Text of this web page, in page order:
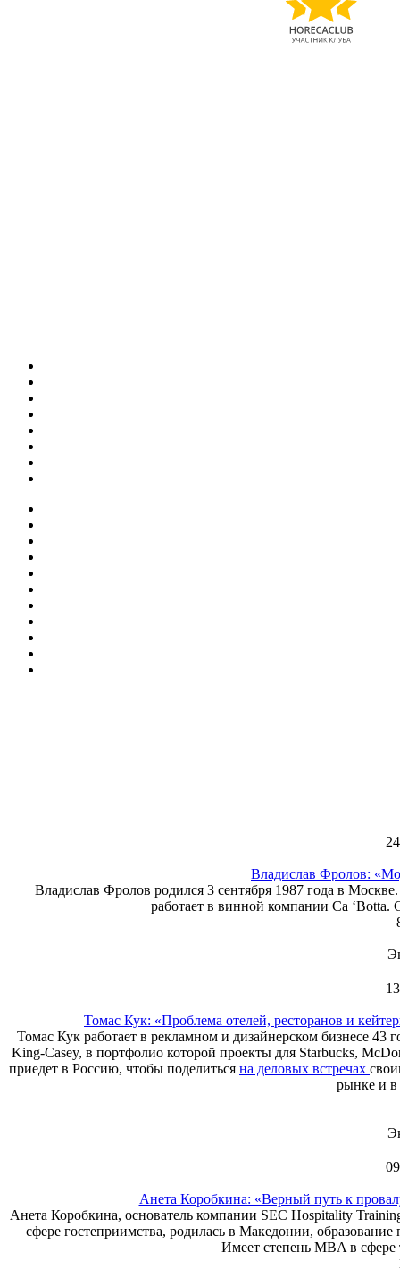
Владислав Фролов:
Владислав Фролов родился 3 сентября 1987 года в
работает в винной компании Ca ‘Botta.
Томас Кук: «Проблема отелей, ресторанов и
Томас Кук работает в рекламном и дизайнерском бизнесе
King-Casey, в портфолио которой проекты для Starbucks,
приедет в Россию, чтобы поделиться на деловых встречах
рынке и в
Анета Коробкина: «Верный путь к
Анета Коробкина, основатель компании SEC Hospitality
сфере гостеприимства, родилась в Македонии,
Имеет степень МBA в сфере